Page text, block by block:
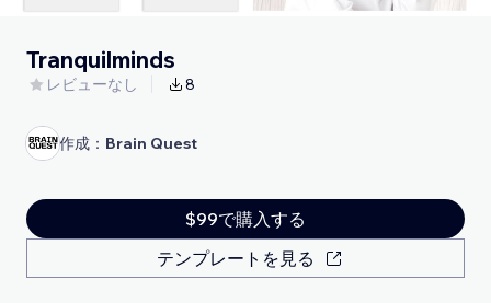
Tranquilminds
レビューなし 8
作成： Brain Quest
$99で購入する
テンプレートを見る